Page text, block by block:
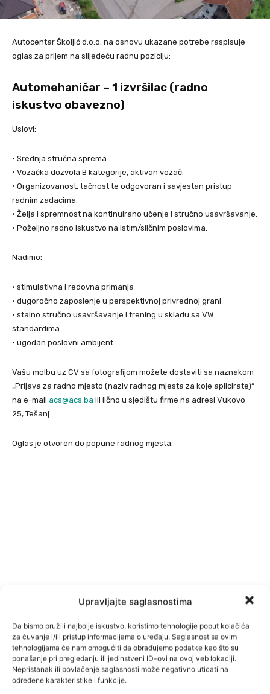
Upravljajte saglasnostima
Da bismo pružili najbolje iskustvo, koristimo tehnologije poput kolačića
za čuvanje i/ili pristup informacijama o uređaju. Saglasnost sa ovim
tehnologijama će nam omogućiti da obrađujemo podatke kao što su
ponašanje pri pregledanju ili jedinstveni ID-ovi na ovoj veb lokaciji.
Nepristanak ili povlačenje saglasnosti može negativno uticati na
određene karakteristike i funkcije.
Autocentar Školjić d.o.o. na osnovu ukazane potrebe raspisuje
oglas za prijem na slijedeću radnu poziciju:
Automehaničar – 1 izvršilac (radno
iskustvo obavezno)
Uslovi:
• Srednja stručna sprema
• Vozačka dozvola B kategorije, aktivan vozač.
• Organizovanost, tačnost te odgovoran i savjestan pristup
radnim zadacima.
• Želja i spremnost na kontinuirano učenje i stručno usavršavanje.
• Poželjno radno iskustvo na istim/sličnim poslovima.
Nadimo:
• stimulativna i redovna primanja
• dugoročno zaposlenje u perspektivnoj privrednoj grani
• stalno stručno usavršavanje i trening u skladu sa VW
standardima
• ugodan poslovni ambijent
Vašu molbu uz CV sa fotografijom možete dostaviti sa naznakom
„Prijava za radno mjesto (naziv radnog mjesta za koje aplicirate)“
na e-mail acs@acs.ba ili lično u sjedištu firme na adresi Vukovo
25, Tešanj.
Oglas je otvoren do popune radnog mjesta.